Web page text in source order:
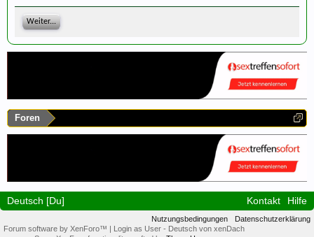
Weiter...
Foren
Deutsch [Du] Kontakt Hilfe
Nutzungsbedingungen
Datenschutzerklärung
Forum software by XenForo™ | Login as User - Deutsch von xenDach